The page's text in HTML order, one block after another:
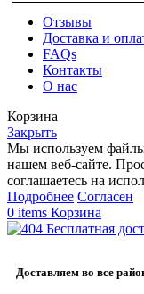
Отзывы
Доставка и
FAQs
Контакты
О нас
Корзина
Закрыть
Мы используем
нашем веб-сайте.
соглашаетесь на
Подробнее Согласен
0 items Корзина
Бесплатная
Доставляем во все